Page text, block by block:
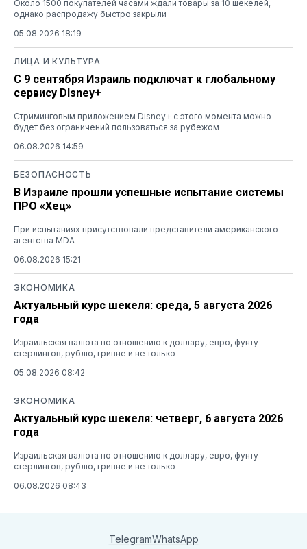
Около 1500 покупателей часами ждали товары за 10 шекелей,
однако распродажу быстро закрыли
05.08.2026 18:19
ЛИЦА И КУЛЬТУРА
С 9 сентября Израиль подключат к глобальному
сервису DIsney+
Стриминговым приложением Disney+ с этого момента можно
будет без ограничений пользоваться за рубежом
06.08.2026 14:59
БЕЗОПАСНОСТЬ
В Израиле прошли успешные испытание системы
ПРО «Хец»
При испытаниях присутствовали представители американского
агентства MDA
06.08.2026 15:21
ЭКОНОМИКА
Актуальный курс шекеля: среда, 5 августа 2026
года
Израильская валюта по отношению к доллару, евро, фунту
стерлингов, рублю, гривне и не только
05.08.2026 08:42
ЭКОНОМИКА
Актуальный курс шекеля: четверг, 6 августа 2026
года
Израильская валюта по отношению к доллару, евро, фунту
стерлингов, рублю, гривне и не только
06.08.2026 08:43
TelegramWhatsApp